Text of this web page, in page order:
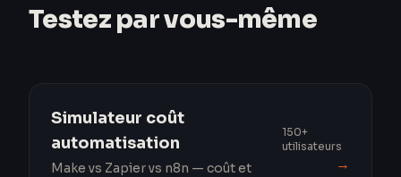
Testez par vous-même
Simulateur coût
automatisation
Make vs Zapier vs n8n — coût et
150+
utilisateurs
→